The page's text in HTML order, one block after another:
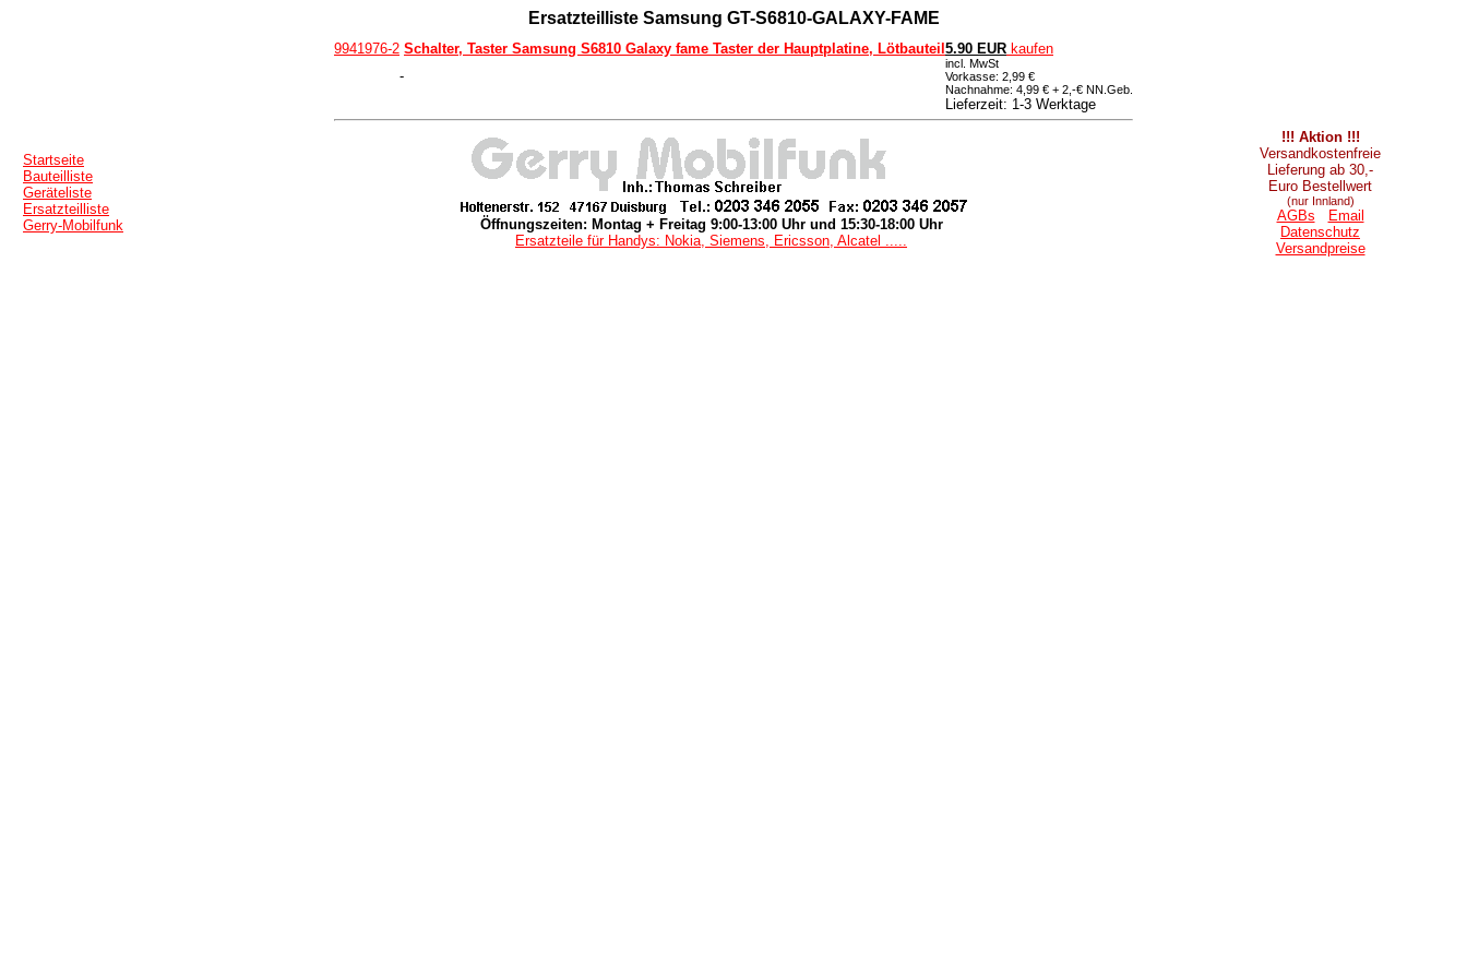
Ersatzteilliste Samsung GT-S6810-GALAXY-FAME
9941976-2
-
Schalter, Taster Samsung S6810 Galaxy fame Taster der Hauptplatine, Lötbauteil5.90 EUR kaufen
incl. MwSt
Vorkasse: 2,99 €
Nachnahme: 4,99 € + 2,-€ NN.Geb.
Lieferzeit: 1-3 Werktage
Startseite
Bauteilliste
Geräteliste
Ersatzteilliste
Gerry-Mobilfunk
Öffnungszeiten: Montag + Freitag 9:00-13:00 Uhr und 15:30-18:00 Uhr
Ersatzteile für Handys: Nokia, Siemens, Ericsson, Alcatel .....
!!! Aktion !!!
Versandkostenfreie
Lieferung ab 30,-
Euro Bestellwert
(nur Innland)
AGBs
Email
Datenschutz
Versandpreise